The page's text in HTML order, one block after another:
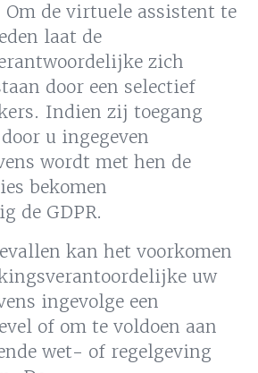
Om de virtuele assistent te
laat de
zich
door een selectief
Indien zij toegang
u ingegeven
wordt met hen de
bekomen
de GDPR.
kan het voorkomen
uw
ingevolge een
of om te voldoen aan
wet- of regelgeving